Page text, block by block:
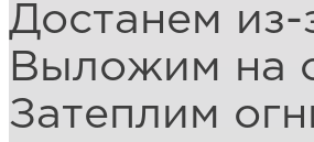
Достанем из-
Выложим на
Затеплим